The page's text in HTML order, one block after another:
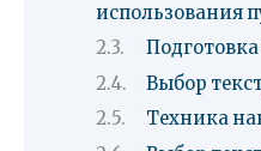
использования
Выбор
Техника